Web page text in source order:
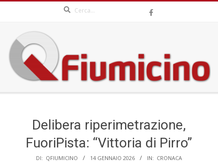
content
QFIUMICINO.COM
Delibera riperimetrazione,
FuoriPista: “Vittoria di Pirro”
DI: QFIUMICINO 14 GENNAIO 2026 IN: CRONACA